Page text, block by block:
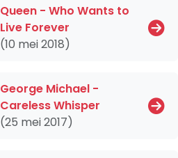
Queen - Who Wants to
Live Forever
(10 mei 2018)
George Michael -
Careless Whisper
(25 mei 2017)